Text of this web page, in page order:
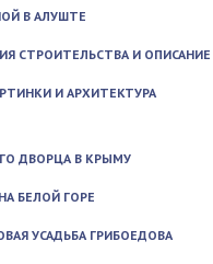
В АЛУШТЕ
СТРОИТЕЛЬСТВА И ОПИСАНИЕ
И АРХИТЕКТУРА
ДВОРЦА В КРЫМУ
БЕЛОЙ ГОРЕ
УСАДЬБА ГРИБОЕДОВА